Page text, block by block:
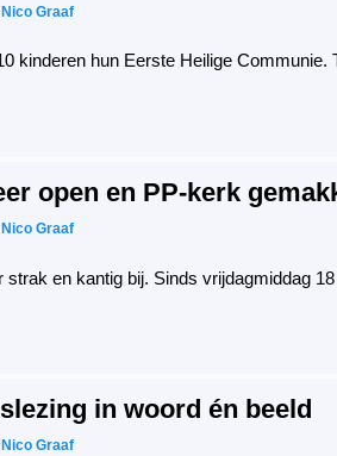
Nico Graaf
kinderen hun Eerste Heilige
open en PP-kerk
Nico Graaf
strak en kantig bij. Sinds vrijdagmiddag
in woord én beeld
Nico Graaf